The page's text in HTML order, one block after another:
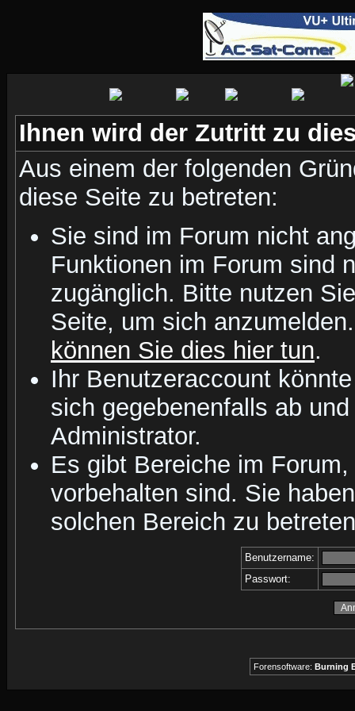
Ihnen wird der Zutritt zu
Aus einem der folgenden
diese Seite zu betreten:
Sie sind im Forum nicht
Funktionen im Forum sind
zugänglich. Bitte nutzen
Seite, um sich
können Sie dies hier tun.
Ihr Benutzeraccount
sich gegebenenfalls ab
Administrator.
Es gibt Bereiche im
vorbehalten sind. Sie
solchen Bereich zu
Benutzername:
Passwort:
Forensoftware: Burning